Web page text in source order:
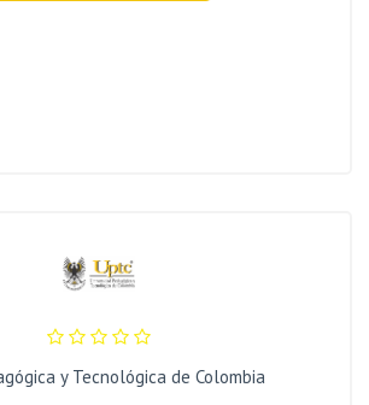
y Tecnológica de Colombia